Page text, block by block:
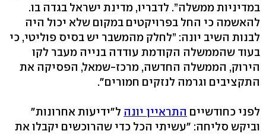
במדיניות ממשלה”. לדבריו, מדינת ישראל בגדה בו.
להאשמה כי החל בפרויקטים במקום שלא יכול היה
לבנות השיב יונה: ”לחלק מהמשבר יש בסיס פוליטי, כי
בעוד שהממשלה הקודמת עודדה בנייה מעבר לקו
הירוק, הממשלה החדשה, מרכז-שמאל, הפסיקה את
התקציבים וגרמה לנזקים חמורים".
לפני כחודשיים התראיין יונה ל"ידיעות אחרונות"
וביקש סליחה: "עשיתי הכל כדי שהרוכשים יקבלו את